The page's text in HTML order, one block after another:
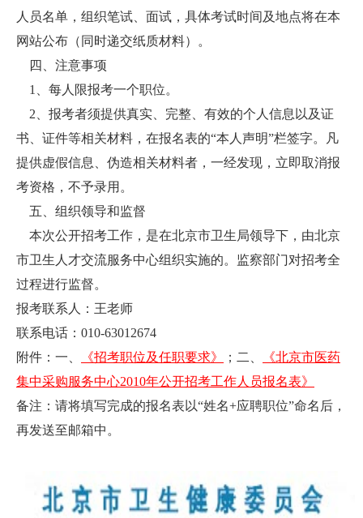
人员名单，组织笔试、面试，具体考试时间及地点将在本
网站公布（同时递交纸质材料）。
四、注意事项
1、每人限报考一个职位。
2、报考者须提供真实、完整、有效的个人信息以及证
书、证件等相关材料，在报名表的“本人声明”栏签字。凡
提供虚假信息、伪造相关材料者，一经发现，立即取消报
考资格，不予录用。
五、组织领导和监督
本次公开招考工作，是在北京市卫生局领导下，由北京
市卫生人才交流服务中心组织实施的。监察部门对招考全
过程进行监督。
报考联系人：王老师
联系电话：010-63012674
附件：一、
《招考职位及任职要求》 ；二、
《北京市医药
集中采购服务中心2010年公开招考工作人员报名表》
备注：请将填写完成的报名表以“姓名+应聘职位”命名后，
再发送至邮箱中。